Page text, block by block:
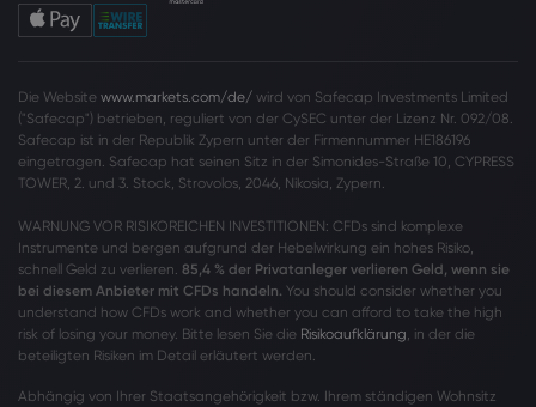
Die Website www.markets.com/de/ wird von Safecap Investments Limited
("Safecap") betrieben, reguliert von der CySEC unter der Lizenz Nr. 092/08.
Safecap ist in der Republik Zypern unter der Firmennummer HE186196
eingetragen. Safecap hat seinen Sitz in der Simonides-Straße 10, CYPRESS
TOWER, 2. und 3. Stock, Strovolos, 2046, Nikosia, Zypern.
WARNUNG VOR RISIKOREICHEN INVESTITIONEN: CFDs sind komplexe
Instrumente und bergen aufgrund der Hebelwirkung ein hohes Risiko,
schnell Geld zu verlieren. 85,4 % der Privatanleger verlieren Geld, wenn sie
bei diesem Anbieter mit CFDs handeln. You should consider whether you
understand how CFDs work and whether you can afford to take the high
risk of losing your money. Bitte lesen Sie die Risikoaufklärung, in der die
beteiligten Risiken im Detail erläutert werden.
Abhängig von Ihrer Staatsangehörigkeit bzw. Ihrem ständigen Wohnsitz